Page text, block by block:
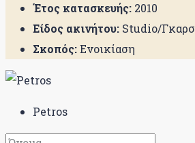
Έτος κατασκευής: 2010
Είδος ακινήτου: Studio/
Σκοπός:Ενοικίαση
Petros